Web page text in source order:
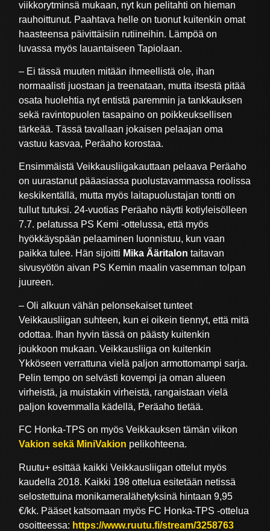
viikkorytminsä mukaan, nyt kun pelitahti on hieman
rauhoittunut. Paahtava helle on tuonut kuitenkin omat
haasteensa päivittäisiin rutiineihin. Lämpöä on
luvassa myös lauantaiseen Tapiolaan.
– Ei tässä muuten mitään ihmeellistä ole, ihan
normaalisti juostaan ja treenataan, mutta itsestä pitää
osata huolehtia nyt entistä paremmin ja tankkauksen
sekä ravintopuolen tasapaino on poikkeuksellisen
tärkeää. Tässä tavallaan jokaisen pelaajan oma
vastuu kasvaa, Peräaho korostaa.
Ensimmäistä Veikkausliigakauttaan pelaava Peräaho
on uurastanut pääasiassa puolustavammassa roolissa
keskikentällä, mutta myös laitapuolustajan tontti on
tullut tutuksi. 24-vuotias Peräaho näytti kotiyleisölleen
7.7. pelatussa PS Kemi -ottelussa, että myös
hyökkäyspään pelaaminen luonnistuu, kun vaan
paikka tulee. Hän sijoitti Mika Ääritalon taitavan
sivusyötön aivan PS Kemin maalin vasemman tolpan
juureen.
– Oli alkuun vähän pelonsekaiset tunteet
Veikkausliigan suhteen, kun ei oikein tiennyt, että mitä
odottaa. Ihan hyvin tässä on päästy kuitenkin
joukkoon mukaan. Veikkausliiga on kuitenkin
Ykköseen verrattuna vielä paljon armottomampi sarja.
Pelin tempo on selvästi kovempi ja oman alueen
virheistä, ja muistakin virheistä, rangaistaan vielä
paljon kovemmalla kädellä, Peräaho tietää.
FC Honka-TPS on myös Veikkauksen tämän viikon
Vakion sekä MiniVakion pelikohteena.
Ruutu+ esittää kaikki Veikkausliigan ottelut myös
kaudella 2018. Kaikki 198 ottelua esitetään netissä
selostettuina monikameralähetyksinä hintaan 9,95
€/kk. Pääset katsomaan myös FC Honka-TPS -ottelua
osoitteessa: https://www.ruutu.fi/stream/3258763